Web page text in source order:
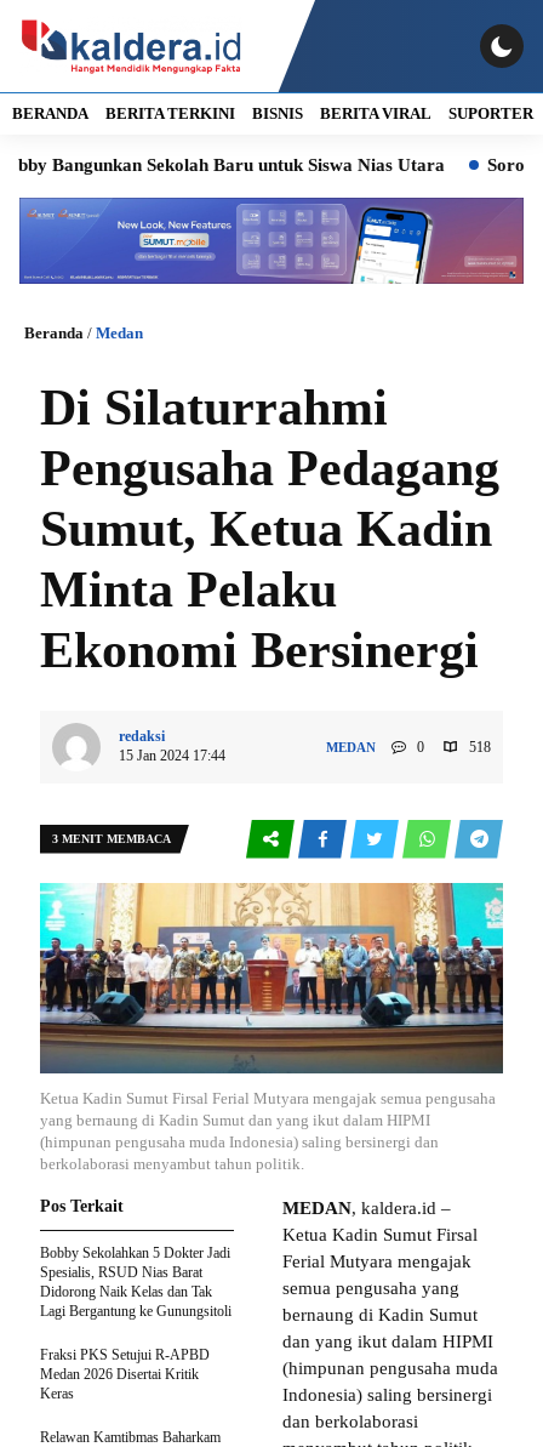
BERANDA BERITA TERKINI BISNIS BERITA VIRAL SUPORTER
Sekolah Baru untuk Siswa Nias Utara Soroti Kasus
Beranda / Medan
Di Silaturrahmi
Pengusaha Pedagang
Sumut, Ketua Kadin
Minta Pelaku
Ekonomi Bersinergi
redaksi
15 Jan 2024 17:44
MEDAN 0 518
3 MENIT MEMBACA
Ketua Kadin Sumut Firsal Ferial Mutyara mengajak semua pengusaha
yang bernaung di Kadin Sumut dan yang ikut dalam HIPMI
(himpunan pengusaha muda Indonesia) saling bersinergi dan
berkolaborasi menyambut tahun politik.
MEDAN, kaldera.id –
Ketua Kadin Sumut Firsal
Ferial Mutyara mengajak
semua pengusaha yang
bernaung di Kadin Sumut
dan yang ikut dalam HIPMI
(himpunan pengusaha muda
Indonesia) saling bersinergi
dan berkolaborasi
Pos Terkait
Bobby Sekolahkan 5 Dokter Jadi
Spesialis, RSUD Nias Barat
Didorong Naik Kelas dan Tak
Lagi Bergantung ke Gunungsitoli
Fraksi PKS Setujui R-APBD
Medan 2026 Disertai Kritik
Keras
Relawan Kamtibmas Baharkam